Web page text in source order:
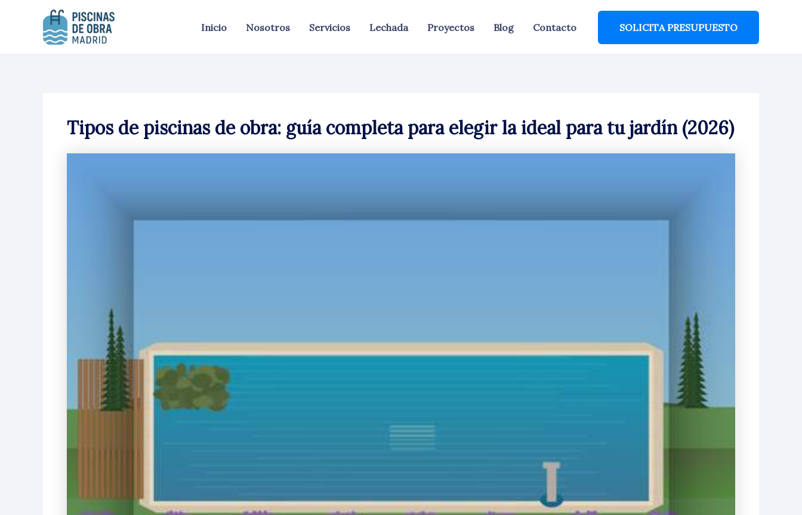
contenido
Inicio Nosotros Servicios Lechada Proyectos Blog Contacto SOLICITA PRESUPUESTO
Tipos de piscinas de obra: guía completa para elegir la ideal para tu jardín (2026)